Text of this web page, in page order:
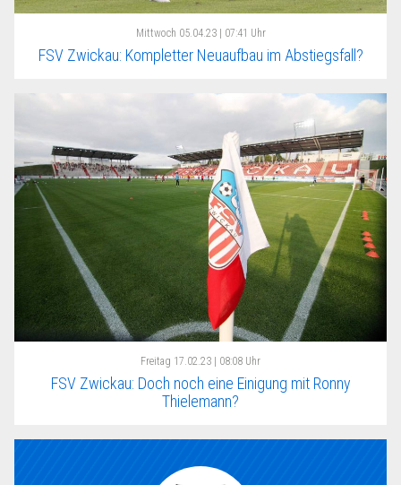
Mittwoch 05.04.23 | 07:41 Uhr
FSV Zwickau: Kompletter Neuaufbau im Abstiegsfall?
Freitag 17.02.23 | 08:08 Uhr
FSV Zwickau: Doch noch eine Einigung mit Ronny
Thielemann?